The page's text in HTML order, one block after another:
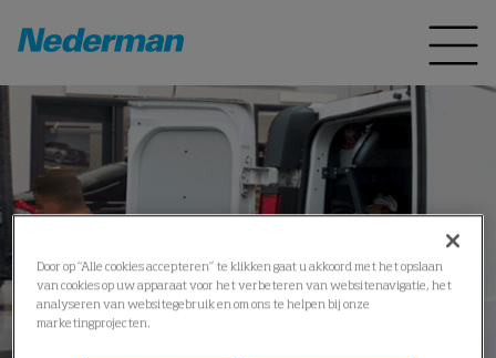
Door op “Alle cookies accepteren” te klikken gaat u akkoord met het opslaan
van cookies op uw apparaat voor het verbeteren van websitenavigatie, het
analyseren van websitegebruik en om ons te helpen bij onze
marketingprojecten.